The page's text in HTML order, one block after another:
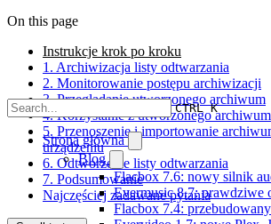
CTRL K
Strona główna
Blog
Flacbox 7.6: nowy silnik
Evermusic 8.7: prawdziwe
Flacbox 7.4:
On this page
Instrukcje krok po kroku
1. Archiwizacja listy odtwarzania
2. Monitorowanie postępu archiwizacji
3. Przeglądanie utworzonego archiwum
4. Korzystanie z utworzonego archiwum
5. Przenoszenie i importowanie
urządzeniu
6. Odtworzenie listy odtwarzania
7. Podsumowanie
Najczęściej zadawane pytania